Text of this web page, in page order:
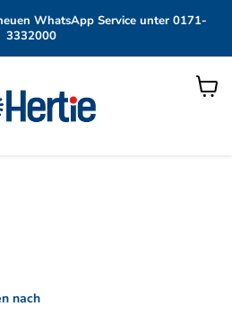
WhatsApp Service unter 0171-
3332000
nach